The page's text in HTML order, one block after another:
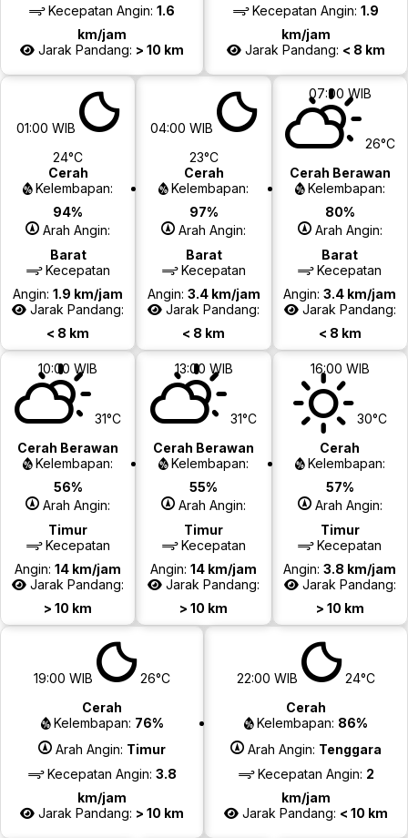
Kecepatan Angin: 1.6
km/jam
Jarak Pandang: > 10 km
Kecepatan Angin: 1.9
km/jam
Jarak Pandang: < 8 km
01:00 WIB
24°C
Cerah
Kelembapan:
94%
Arah Angin:
Barat
Kecepatan
Angin:1.9 km/jam
Jarak Pandang:
< 8 km
04:00 WIB
23°C
Cerah
Kelembapan:
97%
Arah Angin:
Barat
Kecepatan
Angin: 3.4 km/jam
Jarak Pandang:
< 8 km
07:00 WIB
26°C
Cerah Berawan
Kelembapan:
80%
Arah Angin:
Barat
Kecepatan
Angin:3.4 km/jam
Jarak Pandang:
< 8 km
10:00 WIB
31°C
Cerah Berawan
Kelembapan:
56%
Arah Angin:
Timur
Kecepatan
Angin:14 km/jam
Jarak Pandang:
> 10 km
13:00 WIB
31°C
Cerah Berawan
Kelembapan:
55%
Arah Angin:
Timur
Kecepatan
Angin:14 km/jam
Jarak Pandang:
> 10 km
16:00 WIB
30°C
Cerah
Kelembapan:
57%
Arah Angin:
Timur
Kecepatan
Angin:3.8 km/jam
Jarak Pandang:
> 10 km
19:00 WIB
26°C
Cerah
Kelembapan: 76%
Arah Angin: Timur
Kecepatan Angin: 3.8
km/jam
Jarak Pandang: > 10 km
22:00 WIB
24°C
Cerah
Kelembapan: 86%
Arah Angin: Tenggara
Kecepatan Angin: 2
km/jam
Jarak Pandang: < 10 km